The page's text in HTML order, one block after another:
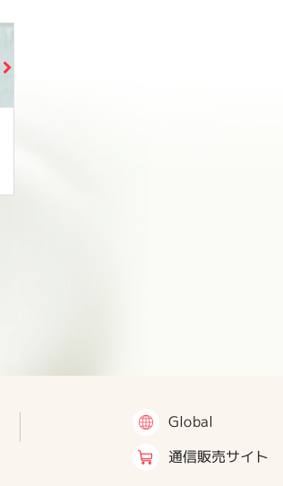
Global
通信販売サイト